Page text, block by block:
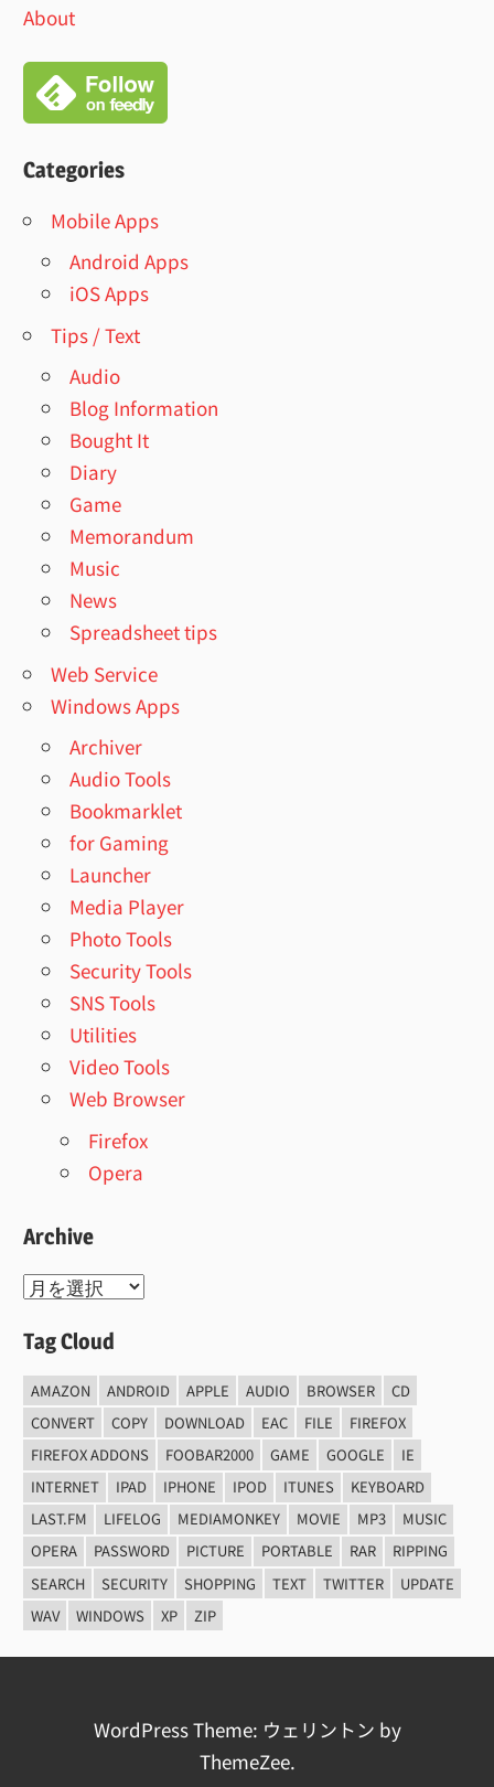
About
Categories
Mobile Apps
Android Apps
iOS Apps
Tips / Text
Audio
Blog Information
Bought It
Diary
Game
Memorandum
Music
News
Spreadsheet tips
Web Service
Windows Apps
Archiver
Audio Tools
Bookmarklet
for Gaming
Launcher
Media Player
Photo Tools
Security Tools
SNS Tools
Utilities
Video Tools
Web Browser
Firefox
Opera
Archive
Archive
Tag Cloud
AMAZON ANDROID APPLE AUDIO BROWSER
CD
CONVERT
COPY DOWNLOAD EAC FILE
FIREFOX
FIREFOX ADDONS
FOOBAR2000 GAME GOOGLE
IE
INTERNET
IPAD IPHONE IPOD ITUNES
KEYBOARD
LAST.FM
LIFELOG MEDIAMONKEY MOVIE MP3
MUSIC
OPERA
PASSWORD PICTURE PORTABLE RAR
RIPPING
SEARCH
SECURITY SHOPPING TEXT TWITTER
UPDATE
WAV
WINDOWS XP ZIP
WordPress Theme: ウェリントン by
ThemeZee.